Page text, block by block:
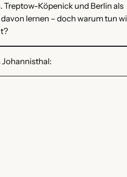
Treptow-Köpenick und Berlin als
lernen – doch warum tun
Johannisthal: